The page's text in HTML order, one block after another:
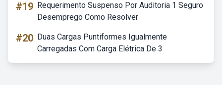
#19 Requerimento Suspenso Por Auditoria 1 Seguro
Desemprego Como Resolver
#20 Duas Cargas Puntiformes Igualmente
Carregadas Com Carga Elétrica De 3